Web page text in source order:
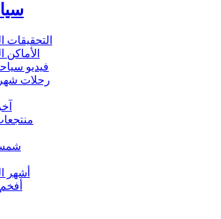
التحقيقات
الأماكن
فيديو
رحلات
أشهر